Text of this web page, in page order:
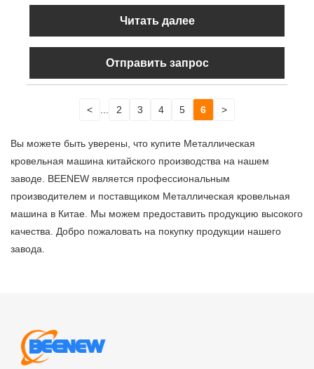
Читать далее
Отправить запрос
< 2 3 4 5 6 >
Вы можете быть уверены, что купите Металлическая
кровельная машина китайского производства на нашем
заводе. BEENEW является профессиональным
производителем и поставщиком Металлическая кровельная
машина в Китае. Мы можем предоставить продукцию высокого
качества. Добро пожаловать на покупку продукции нашего
завода.